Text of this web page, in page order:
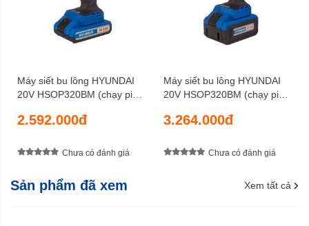
Máy siết bu lông HYUNDAI
20V HSOP320BM (chạy pin
2.592.000đ
Chưa có đánh giá
Máy siết bu lông HYUNDAI
20V HSOP320BM (chạy pin
3.264.000đ
Chưa có đánh giá
Sản phẩm đã xem Xem tất cả